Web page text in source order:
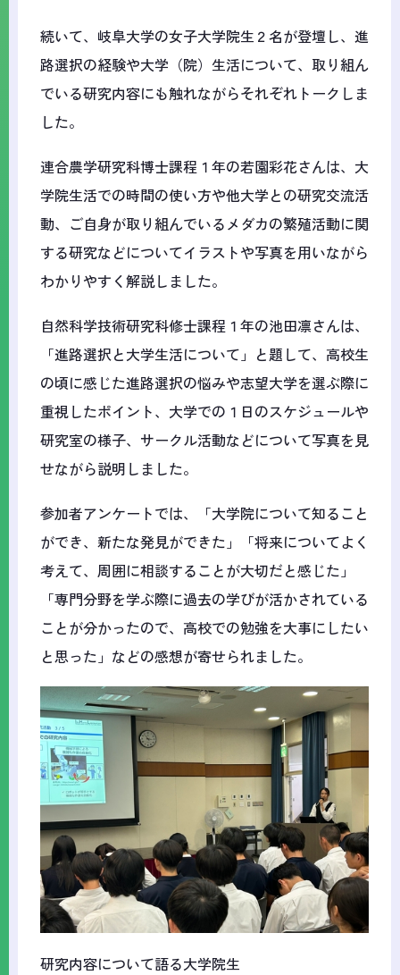
続いて、岐阜大学の女子大学院生２名が登壇し、進
路選択の経験や大学（院）生活について、取り組ん
でいる研究内容にも触れながらそれぞれトークしま
した。
連合農学研究科博士課程１年の若園彩花さんは、大
学院生活での時間の使い方や他大学との研究交流活
動、ご自身が取り組んでいるメダカの繁殖活動に関
する研究などについてイラストや写真を用いながら
わかりやすく解説しました。
自然科学技術研究科修士課程１年の池田凛さんは、
「進路選択と大学生活について」と題して、高校生
の頃に感じた進路選択の悩みや志望大学を選ぶ際に
重視したポイント、大学での１日のスケジュールや
研究室の様子、サークル活動などについて写真を見
せながら説明しました。
参加者アンケートでは、「大学院について知ること
ができ、新たな発見ができた」「将来についてよく
考えて、周囲に相談することが大切だと感じた」
「専門分野を学ぶ際に過去の学びが活かされている
ことが分かったので、高校での勉強を大事にしたい
と思った」などの感想が寄せられました。
研究内容について語る大学院生